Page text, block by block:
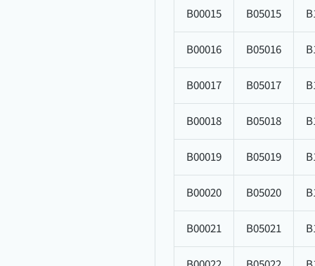
B00015 B05015
B00016 B05016
B00017 B05017
B00018 B05018
B00019 B05019
B00020 B05020
B00021 B05021